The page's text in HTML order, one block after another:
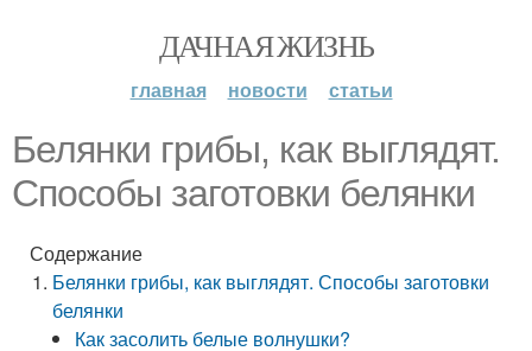
ДАЧНАЯ ЖИЗНЬ
главная новости статьи
Белянки грибы, как выглядят.
Способы заготовки белянки
Содержание
Белянки грибы, как выглядят. Способы заготовки
белянки
Как засолить белые волнушки?